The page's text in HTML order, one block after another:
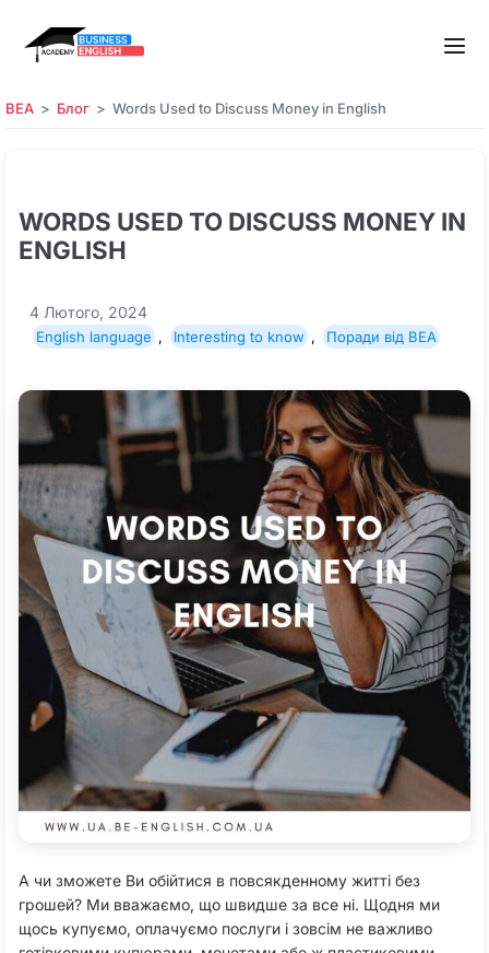
BEA Блог Words Used to Discuss Money in English
WORDS USED TO DISCUSS MONEY IN
ENGLISH
4 Лютого, 2024
English language , Interesting to know , Поради від BEA
А чи зможете Ви обійтися в повсякденному житті без
грошей? Ми вважаємо, що швидше за все ні. Щодня ми
щось купуємо, оплачуємо послуги і зовсім не важливо